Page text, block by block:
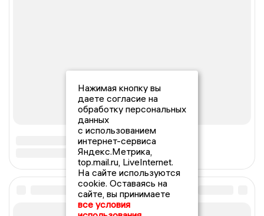
Нажимая кнопку вы
даете согласие на
обработку персональных
данных
с использованием
интернет-сервиса
Яндекс.Метрика,
top.mail.ru, LiveInternet.
На сайте используются
cookie. Оставаясь на
сайте, вы принимаете
все условия